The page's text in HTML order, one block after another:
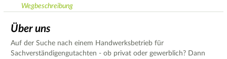
Wegbeschreibung
Über uns
Auf der Suche nach einem Handwerksbetrieb für
Sachverständigengutachten - ob privat oder gewerblich? Dann